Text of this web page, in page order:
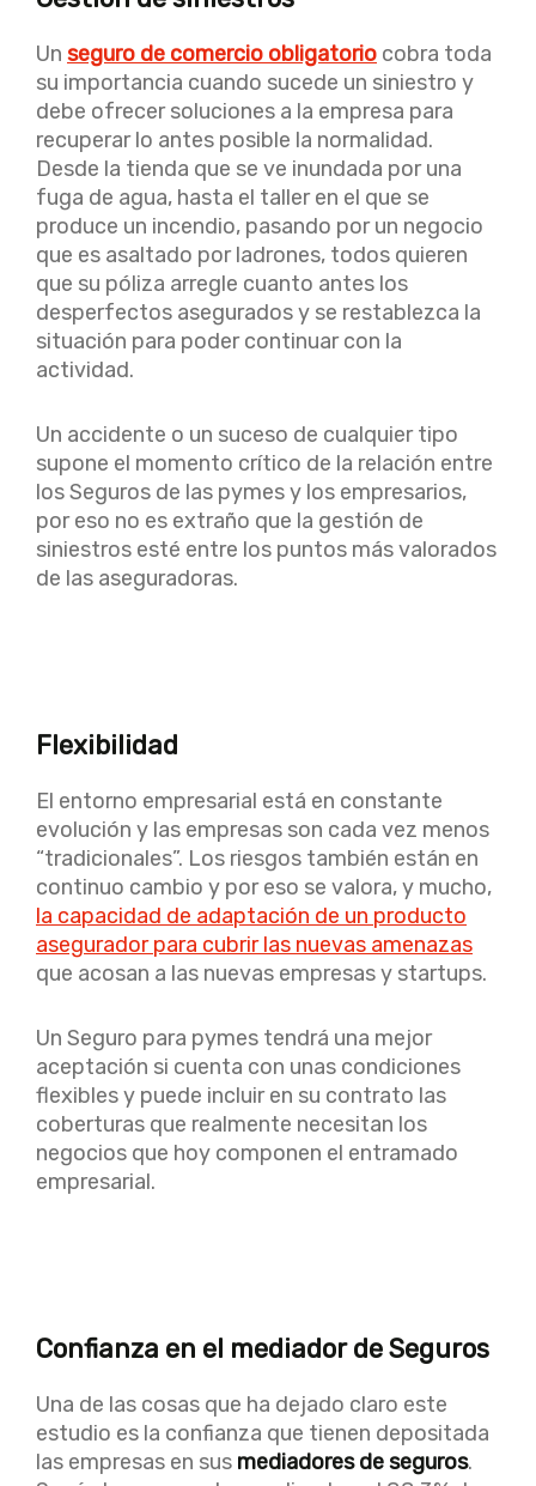
Un seguro de comercio obligatorio cobra toda
su importancia cuando sucede un siniestro y
debe ofrecer soluciones a la empresa para
recuperar lo antes posible la normalidad.
Desde la tienda que se ve inundada por una
fuga de agua, hasta el taller en el que se
produce un incendio, pasando por un negocio
que es asaltado por ladrones, todos quieren
que su póliza arregle cuanto antes los
desperfectos asegurados y se restablezca la
situación para poder continuar con la
actividad.
Un accidente o un suceso de cualquier tipo
supone el momento crítico de la relación entre
los Seguros de las pymes y los empresarios,
por eso no es extraño que la gestión de
siniestros esté entre los puntos más valorados
de las aseguradoras.
Flexibilidad
El entorno empresarial está en constante
evolución y las empresas son cada vez menos
“tradicionales”. Los riesgos también están en
continuo cambio y por eso se valora, y mucho,
la capacidad de adaptación de un producto
asegurador para cubrir las nuevas amenazas
que acosan a las nuevas empresas y startups.
Un Seguro para pymes tendrá una mejor
aceptación si cuenta con unas condiciones
flexibles y puede incluir en su contrato las
coberturas que realmente necesitan los
negocios que hoy componen el entramado
empresarial.
Confianza en el mediador de Seguros
Una de las cosas que ha dejado claro este
estudio es la confianza que tienen depositada
las empresas en sus mediadores de seguros.